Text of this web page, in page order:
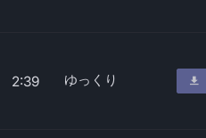
2:39 ゆっくり